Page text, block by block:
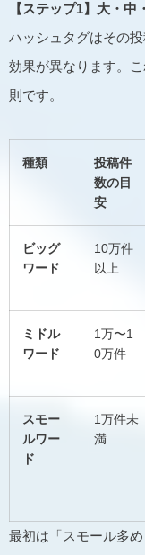
【ステップ1】大・
ハッシュタグはその
効果が異なります。
則です。
種類
投稿件
数の目
安
ビッグ
ワード
10万件
以上
ミドル
ワード
1万〜1
0万件
スモー
ルワー
ド
1万件未
満
最初は「スモール多